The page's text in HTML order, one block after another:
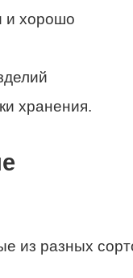
и хорошо
хранения.
из разных